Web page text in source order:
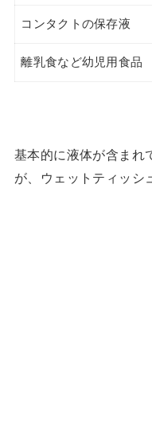
コンタクトの保存液
離乳食など幼児用食品
基本的に液体が含まれ
が、ウェットティッシ